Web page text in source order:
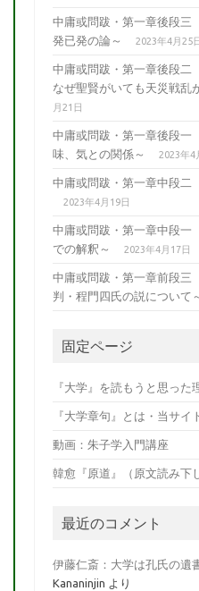
中庸或問跋・第一章後段
発已発の論～
2023年4月25
中庸或問跋・第一章後段二
なぜ聖賢がいても天災戦乱
月21日
中庸或問跋・第一章後段
味、気との関係～
2023年4
中庸或問跋・第一章中段
2023年4月19日
中庸或問跋・第一章中段
での解釈～
2023年4月17日
中庸或問跋・第一章前段
判・程門四氏の説について
固定ページ
『大学』を読もうと思った
『大学章句』とは・当サイ
動画：朱子学入門講座
韓愈『原道』（原文読み下
最近のコメント
伊藤仁斎：大学は孔氏の遺
Kananinjin より